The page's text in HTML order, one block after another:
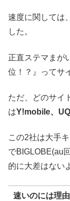
速度に関しては
した。
正直ステマまが
位！？』ってサ
ただ、どのサイ
はY!mobile、
この2社は大手
でBIGLOBE(au
的に大差はない
速いのには理